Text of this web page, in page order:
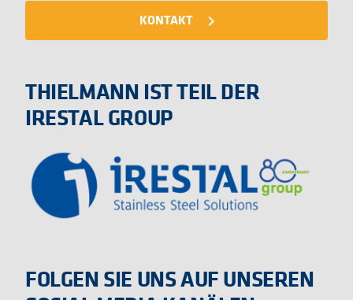
KONTAKT navigate_next
THIELMANN IST TEIL DER
IRESTAL GROUP
FOLGEN SIE UNS AUF UNSEREN